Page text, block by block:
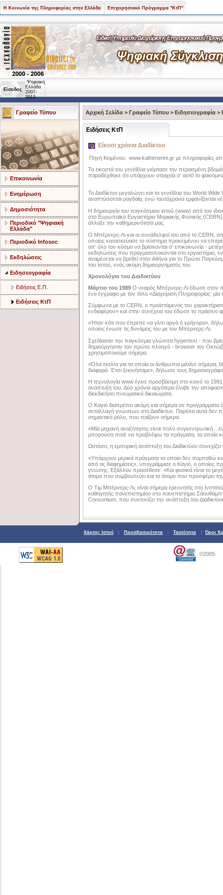
Η Κοινωνία της Πληροφορίας στην Ελλάδα Επιχειρησιακό Πρόγραμμα "ΚτΠ"
Είσοδος
Ψηφιακή
Ελλάδα
2007-
2013
Γραφείο Τύπου
Επικοινωνία
Ενημέρωση
Δημοσιότητα
Περιοδικό "Ψηφιακή
Ελλάδα"
Περιοδικό Infosoc
Εκδηλώσεις
Ειδησεογραφία
Ειδήσεις Ε.Π.
Ειδήσεις ΚτΠ
Αρχική Σελίδα > Γραφείο Τύπου > Ειδησεογραφία >
Ειδήσεις ΚτΠ
Είκοσι χρόνια Διαδίκτυο
Πηγή Κειμένου: www.kathimerini.gr με πληροφορίες
Τα εικοστά του γενέθλια γιόρτασε την περασμένη
παραδέχθηκε ότι υπάρχουν στοιχεία σ' αυτό το
Το Διαδίκτυο μεγαλώνει και τα γενέθλια του World Wide
αναπτύσσεται ραγδαία, ενώ ταυτόχρονα εμφανίζονται
Η δημιουργία του παγκόσμιου ιστού (www) από τον
στο Ευρωπαϊκό Εργαστήριο Μοριακής Φυσικής (CERN)
άλλαξε την καθημερινότητά μας.
Ο Μπέρνερς-Λι και οι συνάδελφοί του από το CERN,
οποίος κατασκεύασε το σύστημα προκειμένου να
απ' όλο τον κόσμο να βρίσκονται σ' επικοινωνία -
εκδηλώσεις που πραγματοποιούνται στο εργαστήριο,
αναμένεται να βρεθεί στην Αθήνα για το Πρώτο
του Ιστού, ενός ακόμη δημιουργήματός του.
Χρονολόγιο του Διαδικτύου
Μάρτιο του 1989 O νεαρός Μπέρνερς-Λι έδωσε στον
ένα έγγραφο με τον τίτλο «Διαχείριση Πληροφορίας:
Σύμφωνα με το CERN, ο προϊστάμενος του
ενδιαφέρον» και στην συνέχεια του έδωσε το πράσινο
«Ήταν κάτι που έπρεπε να γίνει αργά ή γρήγορα»,
οποίος ένωσε τις δυνάμεις του με τον Μπέρνερς-Λι.
Σχεδίασαν την παγκόσμια γλώσσα hypertext - που
δημιούργησαν τον πρώτο πλοηγό - browser τον
χρησιμοποιούμε σήμερα.
«Όλα εκείνα για τα οποία οι άνθρωποι μιλάνε σήμερα,
διαφορά. Έτσι ξεκινήσαμε», δήλωσε τους
Η τεχνολογία www έγινε προσβάσιμη στο κοινό το
ανάπτυξή του. Δύο χρόνια αργότερα έλαβε την
διεκδικήσει πνευματικά δικαιώματα.
Ο Καγιό διαπρέπει ακόμη και σήμερα σε προγράμματα
ανταλλαγή γνώσεων στο Διαδίκτυο. Παρόλα αυτά δεν
σημαντικό ρόλο, που παίζουν σήμερα.
«Μία μηχανή αναζήτησης είναι πολύ
μπορούσα ποτέ να προβλέψω τα πράγματα, τα οποία
Ωστόσο, η εμπορική ανάπτυξη του Διαδικτύου
«Υπάρχουν μερικά πράγματα τα οποία δεν συμπαθώ
από τις διαφημίσεις», υπογράμμισε ο Καγιό, ο οποίος
γνώσης. Εξάλλου προσέθεσε: «Και φυσικά είναι το
άτομο που συμβουλεύει και το άτομο που προσφέρει
Ο Τιμ Μπέρνερς-Λι, είναι σήμερα ερευνητής στο
καθηγητής πανεπιστημίου στο πανεπιστήμιο
Consortium, που συντονίζει την ανάπτυξη του
Χάρτης Ιστού : Προσβασιμότητα : Ταυτότητα : Όροι
©2005